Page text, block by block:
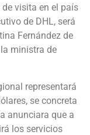
visita en el país
de DHL, será
Fernández de
ministra de
representará
se concreta
anunciara que a
los servicios